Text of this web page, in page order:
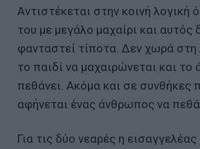
Αντιστέκεται στην κοινή λογική
του με μεγάλο μαχαίρι και αυτός
φανταστεί τίποτα. Δεν χωρά στη
το παιδί να μαχαιρώνεται και το
πεθάνει. Ακόμα και σε συνθήκες
αφήνεται ένας άνθρωπος να
Για τις δύο νεαρές η